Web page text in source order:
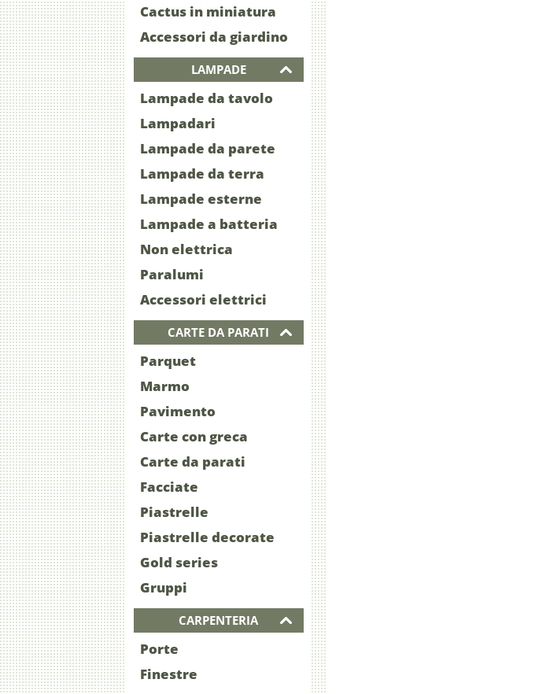
Cactus in miniatura
Accessori da giardino
LAMPADE
Lampade da tavolo
Lampadari
Lampade da parete
Lampade da terra
Lampade esterne
Lampade a batteria
Non elettrica
Paralumi
Accessori elettrici
CARTE DA PARATI
Parquet
Marmo
Pavimento
Carte con greca
Carte da parati
Facciate
Piastrelle
Piastrelle decorate
Gold series
Gruppi
CARPENTERIA
Porte
Finestre